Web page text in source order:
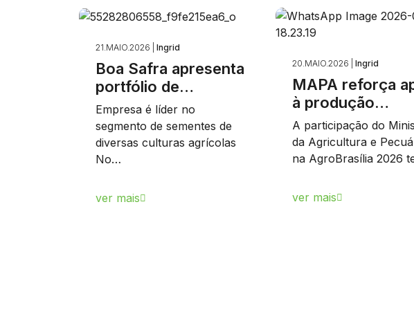
21.MAIO.2026 | Ingrid
Boa Safra apresenta
portfólio de…
Empresa é líder no
segmento de sementes de
diversas culturas agrícolas
No…
ver mais
20.MAIO.2026 | Ingrid
MAPA reforça
à produção…
A participação do
da Agricultura e
na AgroBrasília 2026
ver mais